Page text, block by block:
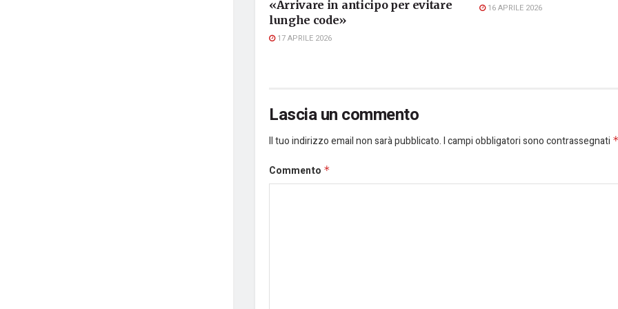
«Arrivare in anticipo per evitare
lunghe code»
17 APRILE 2026
16 APRILE 2026
Lascia un commento
Il tuo indirizzo email non sarà pubblicato.I campi obbligatori sono contrassegnati
Commento *